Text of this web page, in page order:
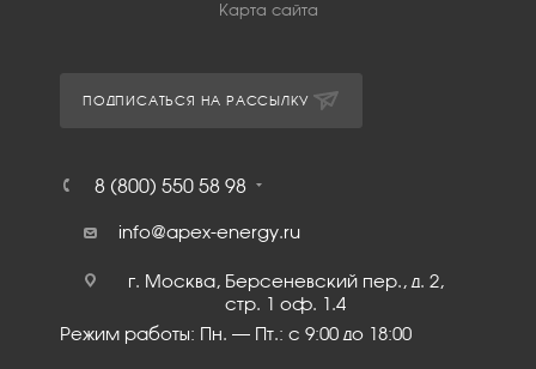
Карта сайта
ПОДПИСАТЬСЯ НА РАССЫЛКУ
8 (800) 550 58 98
info@apex-energy.ru
г. Москва, Берсеневский пер., д. 2,
стр. 1 оф. 1.4
Режим работы: Пн. – Пт.: с 9:00 до 18:00